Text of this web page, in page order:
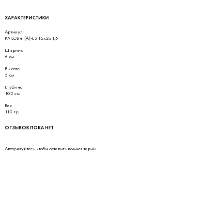
ХАРАКТЕРИСТИКИ
Артикул
КУВЭВнг(А)-LS 16х2х1,5
Ширина
6 см
Высота
5 см
Глубина
100 см
Вес
110 гр
ОТЗЫВОВ ПОКА НЕТ
Авторизуйтесь, чтобы оставить комментарий